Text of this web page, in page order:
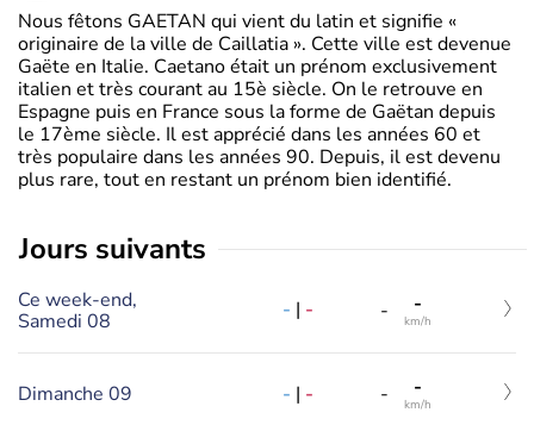
Nous fêtons GAETAN qui vient du latin et signifie «
originaire de la ville de Caillatia ». Cette ville est devenue
Gaëte en Italie. Caetano était un prénom exclusivement
italien et très courant au 15è siècle. On le retrouve en
Espagne puis en France sous la forme de Gaëtan depuis
le 17ème siècle. Il est apprécié dans les années 60 et
très populaire dans les années 90. Depuis, il est devenu
plus rare, tout en restant un prénom bien identifié.
jours suivants
Ce week-end,
Samedi 08
- | - - -
km/h
Dimanche 09 - | - - -
km/h